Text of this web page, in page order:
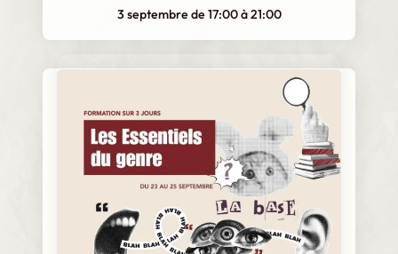
3 septembre de 17:00à21:00